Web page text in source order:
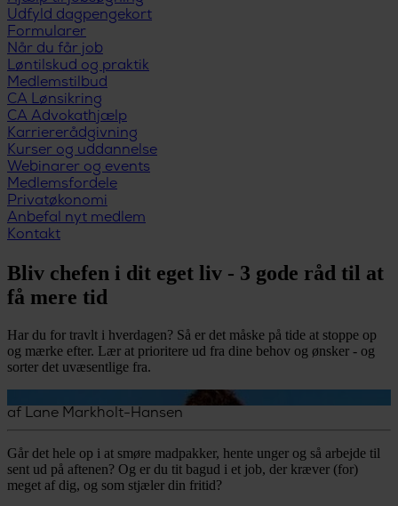
Udfyld dagpengekort
Formularer
Når du får job
Løntilskud og praktik
Medlemstilbud
CA Lønsikring
CA Advokathjælp
Karriererådgivning
Kurser og uddannelse
Webinarer og events
Medlemsfordele
Privatøkonomi
Anbefal nyt medlem
Kontakt
Bliv chefen i dit eget liv - 3 gode råd til at
få mere tid
Har du for travlt i hverdagen? Så er det måske på tide at stoppe op
og mærke efter. Lær at prioritere ud fra dine behov og ønsker - og
sorter det uvæsentlige fra.
af Lane Markholt-Hansen
Går det hele op i at smøre madpakker, hente unger og så arbejde til
sent ud på aftenen? Og er du tit bagud i et job, der kræver (for)
meget af dig, og som stjæler din fritid?